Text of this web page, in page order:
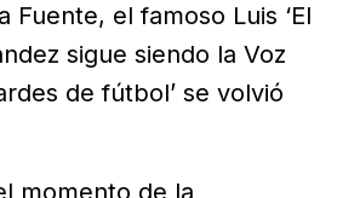
Fuente, el famoso Luis ‘El
sigue siendo la Voz
de fútbol’ se volvió
momento de la